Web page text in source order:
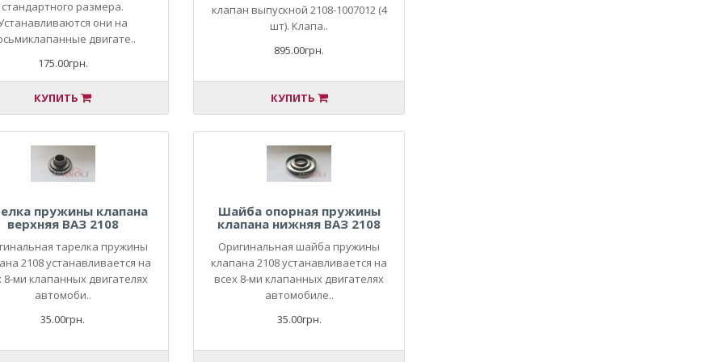
стандартного размера.
они на
двигате..
175.00грн.
КУПИТЬ
клапан выпускной 2108-1007012 (4
шт). Клапа..
895.00грн.
КУПИТЬ
пружины клапана
верхняя ВАЗ 2108
тарелка пружины
2108 устанавливается на
8-ми клапанных двигателях
автомоби..
35.00грн.
Шайба опорная пружины
клапана нижняя ВАЗ 2108
Оригинальная шайба пружины
клапана 2108 устанавливается на
всех 8-ми клапанных двигателях
автомобиле..
35.00грн.